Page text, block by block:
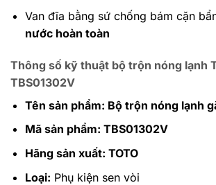
Van đĩa bằng sứ chống bám cặn
nước hoàn toàn
Thông số kỹ thuật bộ trộn nóng lạnh
TBS01302V
Tên sản phẩm: Bộ trộn nóng lạnh
Mã sản phẩm: TBS01302V
Hãng sản xuất: TOTO
Loại: Phụ kiện sen vòi